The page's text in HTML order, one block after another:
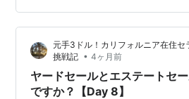
が、一応データです。不思議とオ
その日にプロモーションでも見ら
あるのかな？ まーまー、こうなる
そこまでガッカリではないですが
回のチャレンジはわらしべ…
元手3ドル！カリフォルニア在住セ
挑戦記 • 4ヶ月前
ヤードセールとエステートセ
ですか？【Day 8】